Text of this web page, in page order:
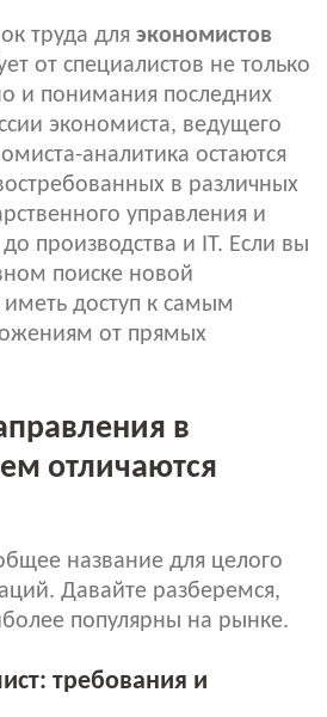
труда для экономистов
от специалистов не только
и понимания последних
экономиста, ведущего
аналитика остаются
в различных
управления и
производства и IT. Если вы
поиске новой
доступ к самым
от прямых
в
отличаются
название для целого
Давайте разберемся,
популярны на рынке.
требования и